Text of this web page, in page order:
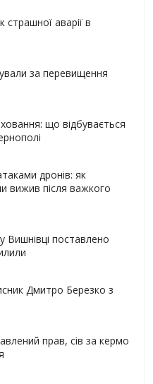
страшної аварії в
за перевищення
що відбувається
дронів: як
вижив після важкого
Вишнівці поставлено
Дмитро Березко з
прав, сів за кермо